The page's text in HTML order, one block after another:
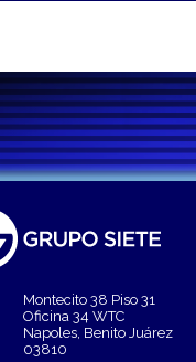
Montecito 38 Piso 31
Oficina 34 WTC
Napoles, Benito Juárez
03810